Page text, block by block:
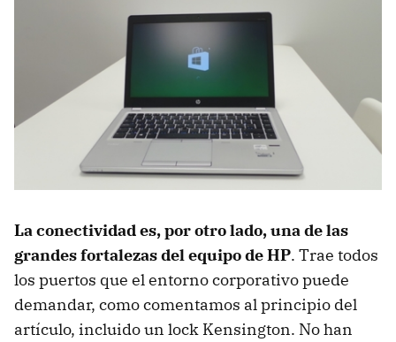
La conectividad es, por otro lado, una de las
grandes fortalezas del equipo de HP. Trae todos
los puertos que el entorno corporativo puede
demandar, como comentamos al principio del
artículo, incluido un lock Kensington. No han